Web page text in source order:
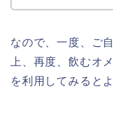
なので、一度、ご
上、再度、飲むオ
を利用してみると